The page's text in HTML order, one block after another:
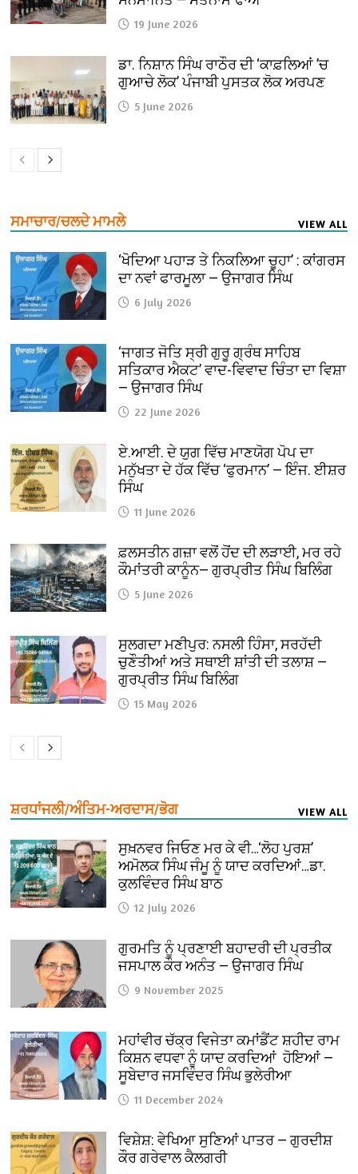
19 June 2026
ਡਾ. ਨਿਸ਼ਾਨ ਸਿੰਘ ਰਾਠੌਰ ਦੀ ‘ਕਾਫ਼ਲਿਆਂ ’ਚ
ਗੁਆਚੇ ਲੋਕ’ ਪੰਜਾਬੀ ਪੁਸਤਕ ਲੋਕ ਅਰਪਣ
5 June 2026
ਸਮਾਚਾਰ/ਚਲਦੇ ਮਾਮਲੇ VIEW ALL
‘ਖੋਦਿਆ ਪਹਾੜ ਤੇ ਨਿਕਲਿਆ ਚੂਹਾ’ : ਕਾਂਗਰਸ
ਦਾ ਨਵਾਂ ਫਾਰਮੂਲਾ — ਉਜਾਗਰ ਸਿੰਘ
6 July 2026
‘ਜਾਗਤ ਜੋਤਿ ਸ੍ਰੀ ਗੁਰੂ ਗ੍ਰੰਥ ਸਾਹਿਬ
ਸਤਿਕਾਰ ਐਕਟ’ ਵਾਦ-ਵਿਵਾਦ ਚਿੰਤਾ ਦਾ ਵਿਸ਼ਾ
— ਉਜਾਗਰ ਸਿੰਘ
22 June 2026
ਏ.ਆਈ. ਦੇ ਯੁਗ ਵਿੱਚ ਮਾਣਯੋਗ ਪੋਪ ਦਾ
ਮਨੁੱਖਤਾ ਦੇ ਹੱਕ ਵਿੱਚ ‘ਫੁਰਮਾਨ’ — ਇੰਜ. ਈਸ਼ਰ
ਸਿੰਘ
11 June 2026
ਫ਼ਲਸਤੀਨ ਗਜ਼ਾ ਵਲੋਂ ਹੋਂਦ ਦੀ ਲੜਾਈ, ਮਰ ਰਹੇ
ਕੌਮਾਂਤਰੀ ਕਾਨੂੰਨ— ਗੁਰਪ੍ਰੀਤ ਸਿੰਘ ਬਿਲਿੰਗ
5 June 2026
ਸੁਲਗਦਾ ਮਣੀਪੁਰ: ਨਸਲੀ ਹਿੰਸਾ, ਸਰਹੱਦੀ
ਚੁਣੌਤੀਆਂ ਅਤੇ ਸਥਾਈ ਸ਼ਾਂਤੀ ਦੀ ਤਲਾਸ਼ —
ਗੁਰਪ੍ਰੀਤ ਸਿੰਘ ਬਿਲਿੰਗ
15 May 2026
ਸ਼ਰਧਾਂਜਲੀ/ਅੰਤਿਮ-ਅਰਦਾਸ/ਭੋਗ VIEW ALL
ਸੁਖ਼ਨਵਰ ਜਿਓਣ ਮਰ ਕੇ ਵੀ…‘ਲੋਹ ਪੁਰਸ਼’
ਅਮੋਲਕ ਸਿੰਘ ਜੰਮੂ ਨੂੰ ਯਾਦ ਕਰਦਿਆਂ…ਡਾ.
ਕੁਲਵਿੰਦਰ ਸਿੰਘ ਬਾਠ
12 July 2026
ਗੁਰਮਤਿ ਨੂੰ ਪ੍ਰਣਾਈ ਬਹਾਦਰੀ ਦੀ ਪ੍ਰਤੀਕ
ਜਸਪਾਲ ਕੌਰ ਅਨੰਤ — ਉਜਾਗਰ ਸਿੰਘ
9 November 2025
ਮਹਾਂਵੀਰ ਚੱਕ੍ਰ ਵਿਜੇਤਾ ਕਮਾਂਡੈਂਟ ਸ਼ਹੀਦ ਰਾਮ
ਕਿਸ਼ਨ ਵਧਵਾ ਨੂੰ ਯਾਦ ਕਰਦਿਆਂ ਹੋਇਆਂ —
ਸੂਬੇਦਾਰ ਜਸਵਿੰਦਰ ਸਿੰਘ ਭੁਲੇਰੀਆ
11 December 2024
ਵਿਸ਼ੇਸ਼: ਵੇਖਿਆ ਸੁਣਿਆਂ ਪਾਤਰ — ਗੁਰਦੀਸ਼
ਕੌਰ ਗਰੇਵਾਲ ਕੈਲਗਰੀ